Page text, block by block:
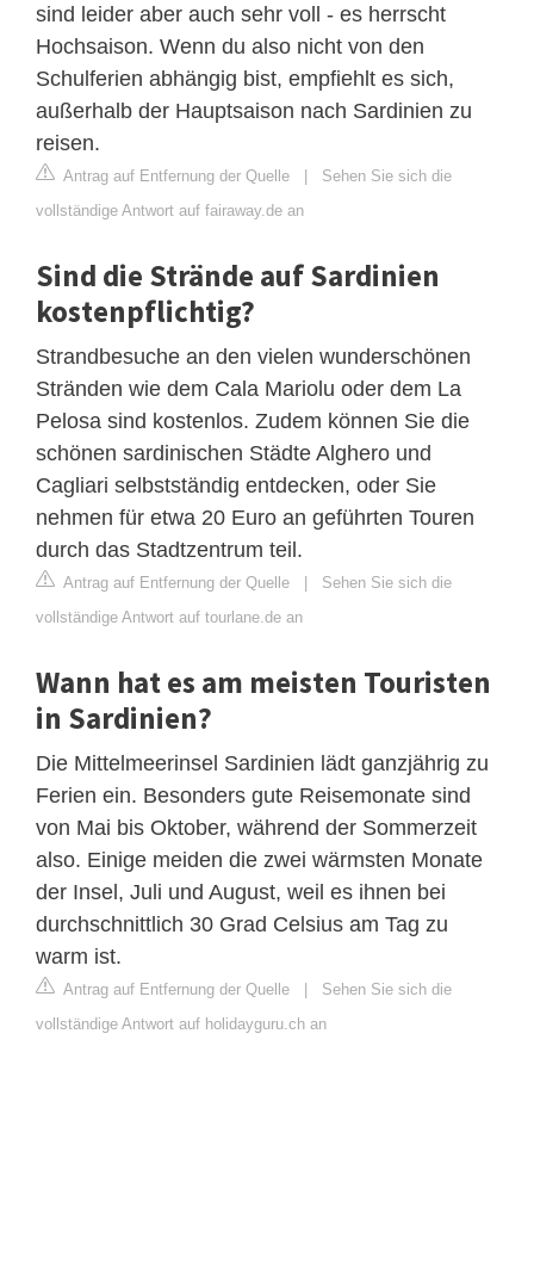
sind leider aber auch sehr voll - es herrscht
Hochsaison. Wenn du also nicht von den
Schulferien abhängig bist, empfiehlt es sich,
außerhalb der Hauptsaison nach Sardinien zu
reisen.
Antrag auf Entfernung der Quelle | Sehen Sie sich die
vollständige Antwort auf fairaway.de an
Sind die Strände auf Sardinien
kostenpflichtig?
Strandbesuche an den vielen wunderschönen
Stränden wie dem Cala Mariolu oder dem La
Pelosa sind kostenlos. Zudem können Sie die
schönen sardinischen Städte Alghero und
Cagliari selbstständig entdecken, oder Sie
nehmen für etwa 20 Euro an geführten Touren
durch das Stadtzentrum teil.
Antrag auf Entfernung der Quelle | Sehen Sie sich die
vollständige Antwort auf tourlane.de an
Wann hat es am meisten Touristen
in Sardinien?
Die Mittelmeerinsel Sardinien lädt ganzjährig zu
Ferien ein. Besonders gute Reisemonate sind
von Mai bis Oktober, während der Sommerzeit
also. Einige meiden die zwei wärmsten Monate
der Insel, Juli und August, weil es ihnen bei
durchschnittlich 30 Grad Celsius am Tag zu
warm ist.
Antrag auf Entfernung der Quelle | Sehen Sie sich die
vollständige Antwort auf holidayguru.ch an